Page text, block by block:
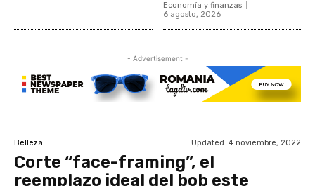
Economía y finanzas
6 agosto, 2026
- Advertisement -